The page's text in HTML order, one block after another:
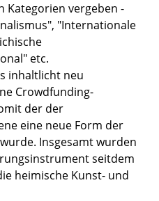
Kategorien vergeben -
"Internationale
etc.
inhaltlicht neu
Crowdfunding-
der der
eine neue Form der
Insgesamt wurden
seitdem
heimische Kunst- und